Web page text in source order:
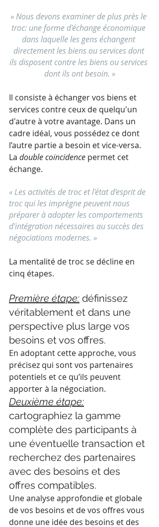
« Nous devons examiner de plus près le
troc: une forme d'échange économique
dans laquelle les gens échangent
directement les biens ou services dont
ils disposent contre les biens ou services
dont ils ont besoin. »
Il consiste à échanger vos biens et
services contre ceux de quelqu'un
d'autre à votre avantage. Dans un
cadre idéal, vous possédez ce dont
l’autre partie a besoin et vice-versa.
La double coïncidence permet cet
échange.
« Les activités de troc et l'état d'esprit de
troc qui les imprègne peuvent nous
préparer à adopter les comportements
d'intégration nécessaires au succès des
négociations modernes. »
La mentalité de troc se décline en
cinq étapes.
Première étape: définissez
véritablement et dans une
perspective plus large vos
besoins et vos offres.
En adoptant cette approche, vous
précisez qui sont vos partenaires
potentiels et ce qu’ils peuvent
apporter à la négociation.
Deuxième étape:
cartographiez la gamme
complète des participants à
une éventuelle transaction et
recherchez des partenaires
avec des besoins et des
offres compatibles.
Une analyse approfondie et globale
de vos besoins et de vos offres vous
donne une idée des besoins et des